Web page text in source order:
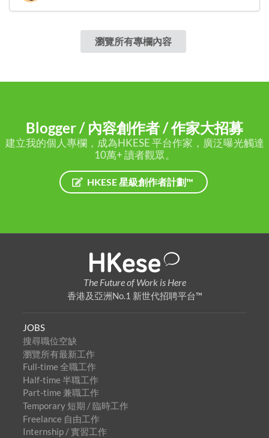
瀏覽所有專欄內容
Blogger / 內容創作者 / 作家大招募
建立我的個人專欄，成為HKESE 平台作家，廣泛曝光觸達
10萬+ 讀者觀眾。
HKESE 星級創作者計劃™
The Future of Work is Here
香港及亞洲No.1 新世代招聘平台™
JOBS
搜尋職位空缺
瀏覽所有最新工作
Full-time 全職工作
Half-time 半職工作
Part-time 兼職工作
Temporary 短期 / 臨時工作
Freelance 自由工作
Internship / 實習工作